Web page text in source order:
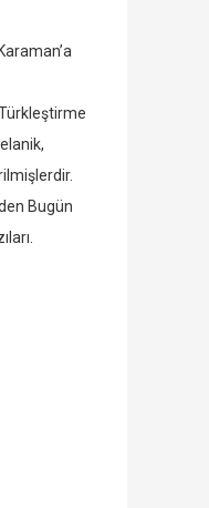
Türkleştirme
Bugün